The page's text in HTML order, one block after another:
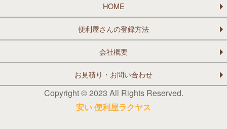
HOME
便利屋さんの登録方法
会社概要
お見積り・お問い合わせ
Copyright © 2023 All Rights Reserved.
安い 便利屋ラクヤス